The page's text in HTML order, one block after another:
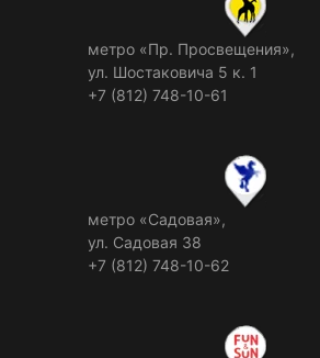
метро «Пр. Просвещения»,
ул. Шостаковича 5 к. 1
+7 (812) 748-10-61
метро «Садовая»,
ул. Садовая 38
+7 (812) 748-10-62